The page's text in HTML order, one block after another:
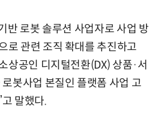
반 로봇 솔루션 사업자로 사업 방
로 관련 조직 확대를 추진하고
상공인 디지털전환(DX) 상품·서
봇사업 본질인 플랫폼 사업 고
말했다.